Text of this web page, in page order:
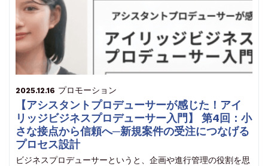
2025.12.16 プロモーション
【アシスタントプロデューサーが感じた！アイ
リッジビジネスプロデューサー入門】 第4回：小
さな接点から信頼へ─新規案件の受注につなげる
プロセス設計
ビジネスプロデューサーというと、企画や進行管理の役割を思